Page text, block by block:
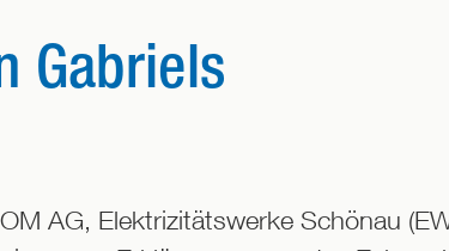
Gabriels
AG, Elektrizitätswerke Schönau